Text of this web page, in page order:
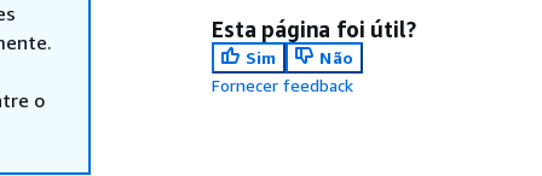
o
Esta página foi útil?
Sim
Não
Fornecer feedback